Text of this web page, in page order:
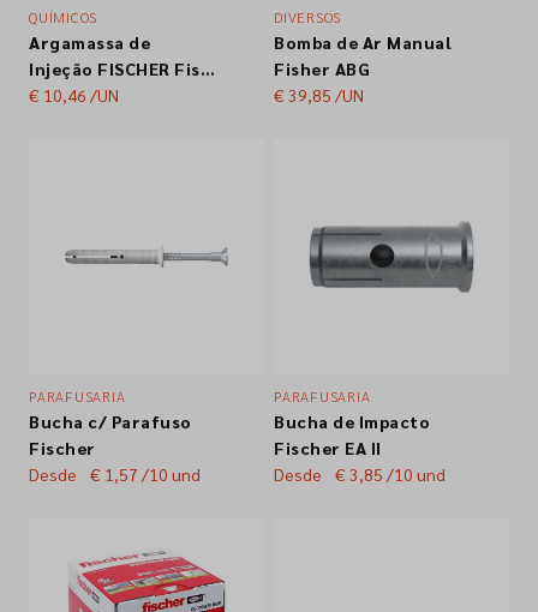
QUÍMICOS
Argamassa de
Injeção FISCHER Fis
VL 410 c/Resina
€ 10,46 /UN
DIVERSOS
Bomba de Ar Manual
Fisher ABG
€ 39,85 /UN
PARAFUSARIA
Bucha c/ Parafuso
Fischer
Desde
€ 1,57 /10 und
PARAFUSARIA
Bucha de Impacto
Fischer EA II
Desde
€ 3,85 /10 und